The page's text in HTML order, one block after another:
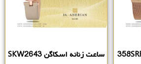
ساعت زنانه اسکاگن SKW2643